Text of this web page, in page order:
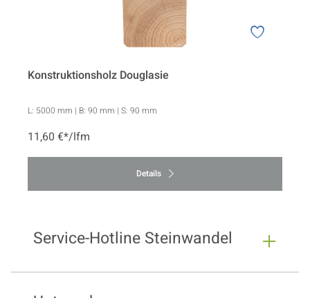
Konstruktionsholz Douglasie
L: 5000 mm | B: 90 mm | S: 90 mm
11,60 €*/lfm
Details
Service-Hotline Steinwandel